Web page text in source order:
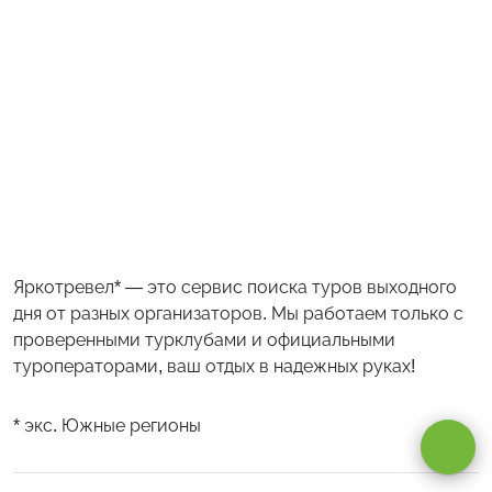
Яркотревел* — это сервис поиска туров выходного
дня от разных организаторов. Мы работаем только с
проверенными турклубами и официальными
туроператорами, ваш отдых в надежных руках!
* экс. Южные регионы
Оставаясь на сайте, вы даетесогласие на обработку cookie и